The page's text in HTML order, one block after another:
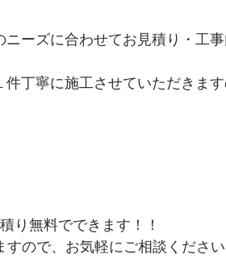
ーズに合わせてお見積り・工
丁寧に施工させていただきま
り無料でできます！！
すので、お気軽にご相談くださ